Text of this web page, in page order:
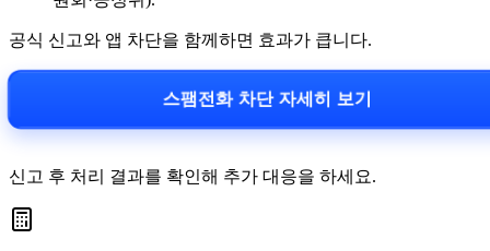
공식 신고와 앱 차단을 함께하면 효과가 큽니다.
스팸전화 차단 자세히 보기
신고 후 처리 결과를 확인해 추가 대응을 하세요.